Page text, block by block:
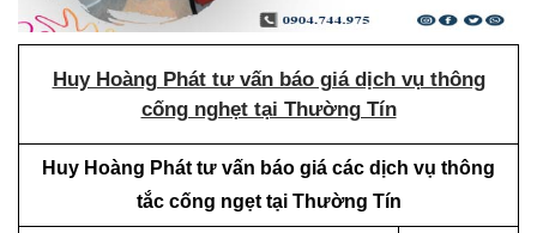
Huy Hoàng Phát tư vấn báo giá dịch vụ thông
cống nghẹt tại Thường Tín
Huy Hoàng Phát tư vấn báo giá các dịch vụ thông
tắc cống ngẹt tại Thường Tín